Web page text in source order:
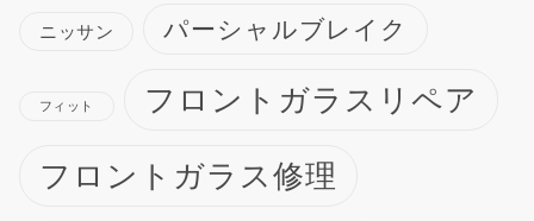
ニッサン パーシャルブレイク
フィット フロントガラスリペア
フロントガラス修理